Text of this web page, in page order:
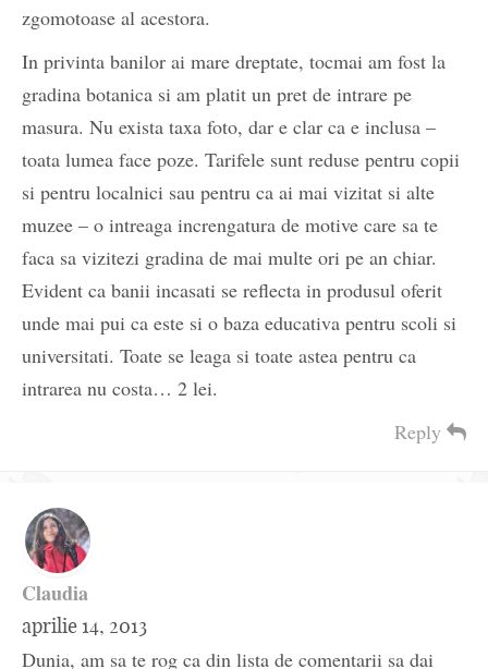
zgomotoase al acestora.
In privinta banilor ai mare dreptate, tocmai am fost la
gradina botanica si am platit un pret de intrare pe
masura. Nu exista taxa foto, dar e clar ca e inclusa –
toata lumea face poze. Tarifele sunt reduse pentru copii
si pentru localnici sau pentru ca ai mai vizitat si alte
muzee – o intreaga increngatura de motive care sa te
faca sa vizitezi gradina de mai multe ori pe an chiar.
Evident ca banii incasati se reflecta in produsul oferit
unde mai pui ca este si o baza educativa pentru scoli si
universitati. Toate se leaga si toate astea pentru ca
intrarea nu costa… 2 lei.
Reply
Claudia
aprilie 14, 2013
Dunia, am sa te rog ca din lista de comentarii sa dai